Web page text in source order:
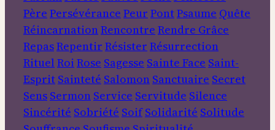
Père Persévérance Peur PontPsaume Quête
RéincarnationRencontre Rendre Grâce
RepasRepentir Résister Résurrection
Rituel Roi Rose Sagesse Sainte Face Saint-
Esprit Sainteté Salomon Sanctuaire Secret
Sens Sermon Service Servitude Silence
Sincérité Sobriété Soif Solidarité Solitude